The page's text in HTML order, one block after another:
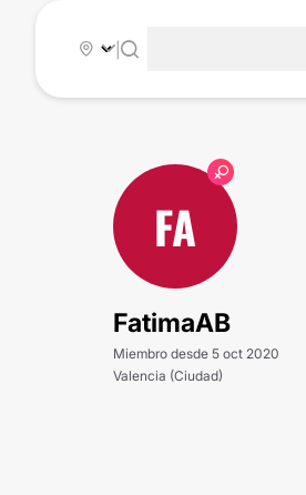
|
FA
FatimaAB
Miembro desde 5 oct 2020
Valencia (Ciudad)